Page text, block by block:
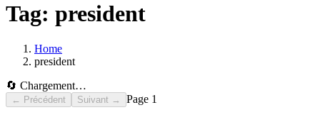
Tag: president
Home
president
🔄 Chargement…
← Précédent Suivant → Page 1